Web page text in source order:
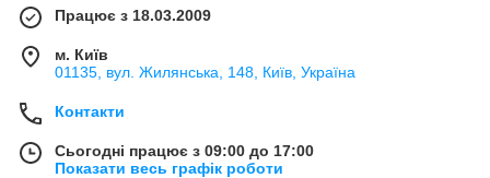
Працює з 18.03.2009
м. Київ
01135, вул. Жилянська, 148, Київ, Україна
Контакти
Сьогодні працює з 09:00 до 17:00
Показати весь графік роботи